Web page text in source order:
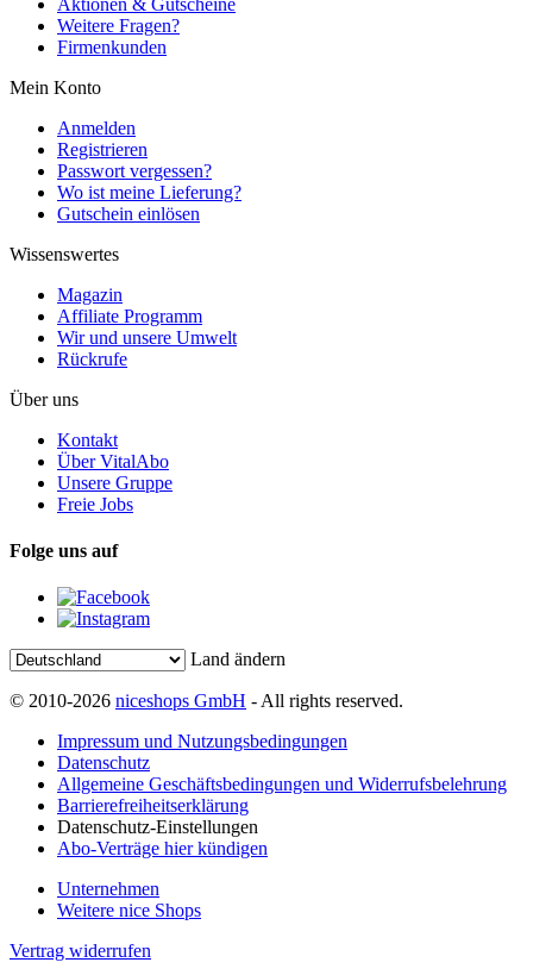
Weitere Fragen?
Firmenkunden
Mein Konto
Anmelden
Registrieren
Passwort vergessen?
Wo ist meine Lieferung?
Gutschein einlösen
Wissenswertes
Magazin
Affiliate Programm
Wir und unsere Umwelt
Rückrufe
Über uns
Kontakt
Über VitalAbo
Unsere Gruppe
Freie Jobs
Folge uns auf
Land ändern
© 2010-2026 niceshops GmbH - All rights reserved.
Impressum und Nutzungsbedingungen
Datenschutz
Allgemeine Geschäftsbedingungen und Widerrufsbelehrung
Barrierefreiheitserklärung
Datenschutz-Einstellungen
Abo-Verträge hier kündigen
Unternehmen
Weitere nice Shops
Vertrag widerrufen